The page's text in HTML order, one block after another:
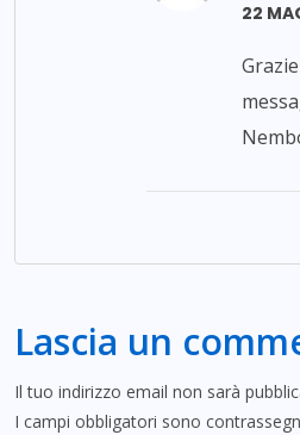
22
Lascia un
Il tuo indirizzo email non sarà
I campi obbligatori sono